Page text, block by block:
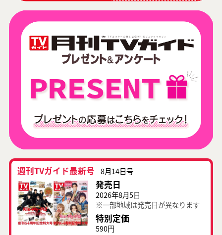
週刊TVガイド最新号 8月14日号
発売日
2026年8月5日
※一部地域は発売日が異なります
特別定価
590円